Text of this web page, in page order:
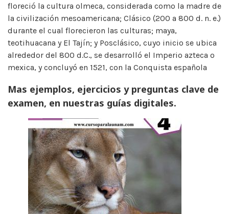
floreció la cultura olmeca, considerada como la madre de
la civilización mesoamericana; Clásico (200 a 800 d. n. e.)
durante el cual florecieron las culturas; maya,
teotihuacana y El Tajín; y Posclásico, cuyo inicio se ubica
alrededor del 800 d.C., se desarrolló el Imperio azteca o
mexica, y concluyó en 1521, con la Conquista española
Mas ejemplos, ejercicios y preguntas clave de
examen, en nuestras guías digitales.